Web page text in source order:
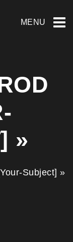
MENU
»
Subject] »